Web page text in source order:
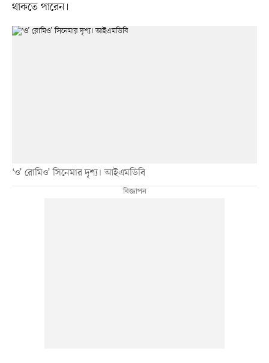
থাকতে পারেন।
‘ও’ রোমিও’ সিনেমার দৃশ্য। আইএমডিবি